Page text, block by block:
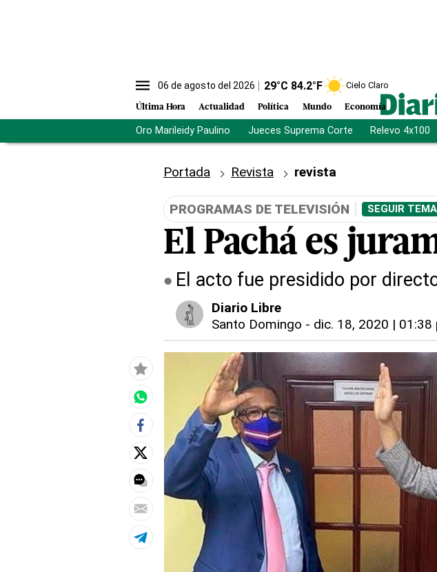
06 de agosto del 2026 29°C 84.2°F Cielo Claro
Última Hora Actualidad Política Mundo Economía
Oro Marileidy Paulino Jueces Suprema Corte Relevo 4x100
Portada Revista revista
PROGRAMAS DE TELEVISIÓN SEGUIR
El Pachá es
El acto fue presidido por
Diario Libre
Santo Domingo - dic. 18, 2020 | 01:38